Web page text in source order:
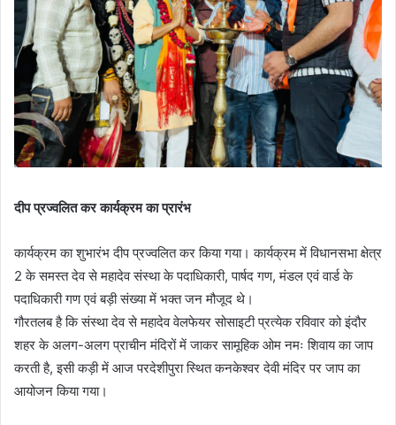
दीप प्रज्वलित कर कार्यक्रम का प्रारंभ
कार्यक्रम का शुभारंभ दीप प्रज्वलित कर किया गया। कार्यक्रम में विधानसभा क्षेत्र
2 के समस्त देव से महादेव संस्था के पदाधिकारी, पार्षद गण, मंडल एवं वार्ड के
पदाधिकारी गण एवं बड़ी संख्या में भक्त जन मौजूद थे।
गौरतलब है कि संस्था देव से महादेव वेलफेयर सोसाइटी प्रत्येक रविवार को इंदौर
शहर के अलग-अलग प्राचीन मंदिरों में जाकर सामूहिक ओम नमः शिवाय का जाप
करती है, इसी कड़ी में आज परदेशीपुरा स्थित कनकेश्वर देवी मंदिर पर जाप का
आयोजन किया गया।